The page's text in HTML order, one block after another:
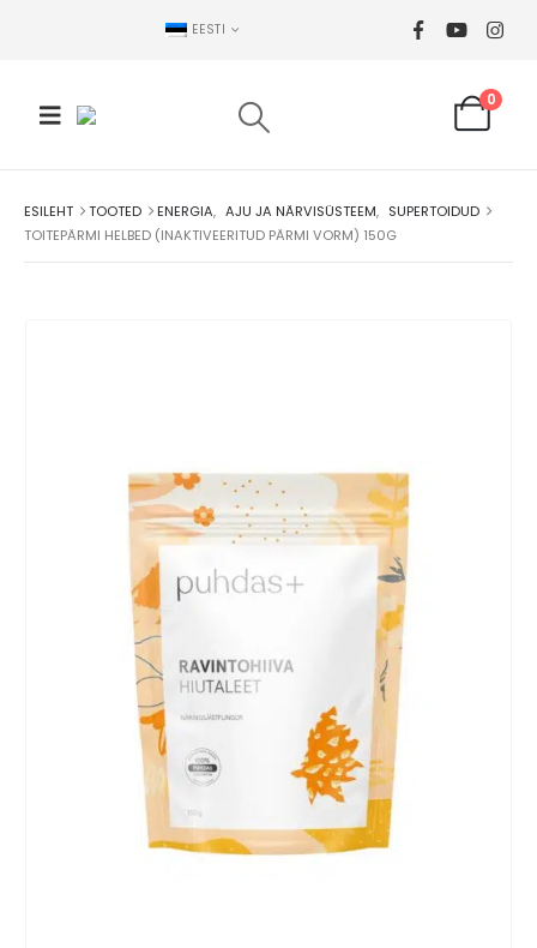
EESTI
0
ESILEHT TOOTED ENERGIA, AJU JA NÄRVISÜSTEEM, SUPERTOIDUD
TOITEPÄRMI HELBED (INAKTIVEERITUD PÄRMI VORM) 150G